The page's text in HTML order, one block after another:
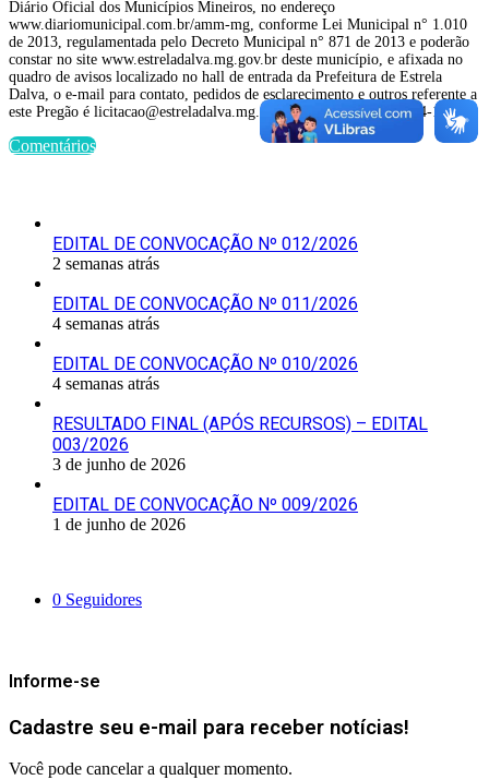
Diário Oficial dos Municípios Mineiros, no endereço
www.diariomunicipal.com.br/amm-mg, conforme Lei Municipal n° 1.010
de 2013, regulamentada pelo Decreto Municipal n° 871 de 2013 e poderão
constar no site www.estreladalva.mg.gov.br deste município, e afixada no
quadro de avisos localizado no hall de entrada da Prefeitura de Estrela
Dalva, o e-mail para contato, pedidos de esclarecimento e outros referente a
este Pregão é licitacao@estreladalva.mg.gov.br , telefone (32) 3464-1181.
Comentários
EDITAL DE CONVOCAÇÃO Nº 012/2026
2 semanas atrás
EDITAL DE CONVOCAÇÃO Nº 011/2026
4 semanas atrás
EDITAL DE CONVOCAÇÃO Nº 010/2026
4 semanas atrás
RESULTADO FINAL (APÓS RECURSOS) – EDITAL
003/2026
3 de junho de 2026
EDITAL DE CONVOCAÇÃO Nº 009/2026
1 de junho de 2026
0 Seguidores
Informe-se
Cadastre seu e-mail para receber notícias!
Você pode cancelar a qualquer momento.